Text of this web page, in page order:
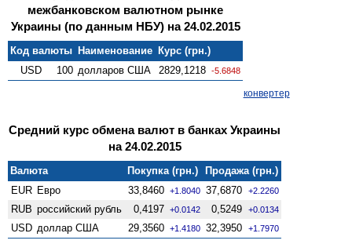
межбанковском валютном рынке
Украины (по данным НБУ) на 24.02.2015
Код валюты Наименование Курс (грн.)
USD
100 долларов США 2829,1218 -5.6848
конвертер
Средний курс обмена валют в банках Украины
на 24.02.2015
Валюта Покупка (грн.)
Продажа (грн.)
EUR Евро 33,8460 +1.8040 37,6870 +2.2260
RUB российский рубль 0,4197 +0.0142 0,5249 +0.0134
USD доллар США 29,3560 +1.4180 32,3950 +1.7970